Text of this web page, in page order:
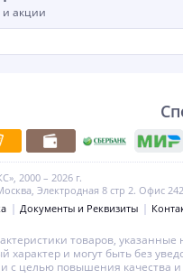
и акции
2000 – 2026 г.
Электродная 8 стр 2. Офис
Документы и Реквизиты
товаров, указанные
характер и могут быть без
с целью повышения качества